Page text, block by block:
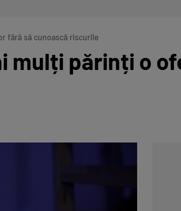
fără să cunoască riscurile
mulți părinți o